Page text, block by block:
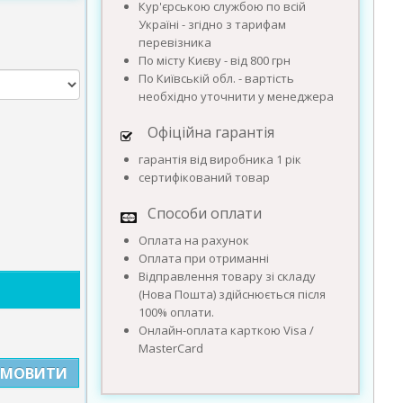
Кур'єрською службою по всій
Україні - згідно з тарифам
перевізника
По місту Києву - від 800 грн
По Київській обл. - вартість
необхідно уточнити у менеджера
Офіційна гарантія
гарантія від виробника 1 рік
сертифікований товар
Способи оплати
Оплата на рахунок
Оплата при отриманні
Відправлення товару зі складу
(Нова Пошта) здійснюється після
100% оплати.
Онлайн-оплата карткою Visa /
MasterCard